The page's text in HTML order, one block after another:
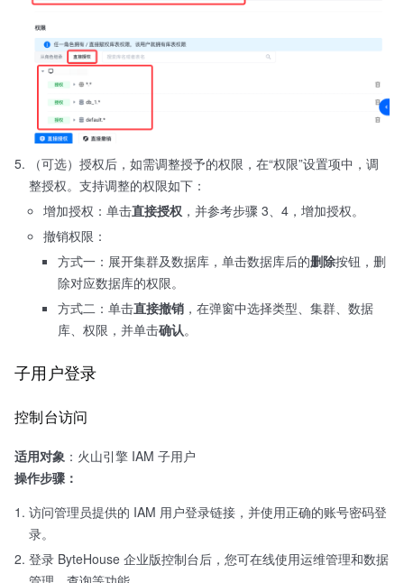
（可选）授权后，如需调整授予的权限，在“权限”设置项中，调
整授权。支持调整的权限如下：
增加授权：单击直接授权 ，并参考步骤 3、4，增加授权。
撤销权限：
方式一：展开集群及数据库，单击数据库后的删除按钮，删
除对应数据库的权限。
方式二：单击直接撤销 ，在弹窗中选择类型、集群、数据
库、权限，并单击确认。
子用户登录
控制台访问
适用对象 ：火山引擎 IAM 子用户
操作步骤：
访问管理员提供的 IAM 用户登录链接，并使用正确的账号密码登
录。
登录 ByteHouse 企业版控制台后，您可在线使用运维管理和数据